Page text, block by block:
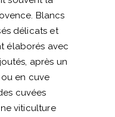
Blancs
délicats et
élaborés avec
après un
en cuve
cuvées
viticulture